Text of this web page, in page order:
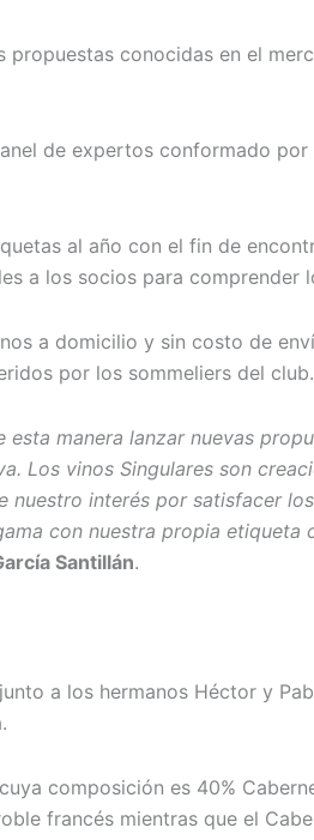
propuestas conocidas en el
de expertos conformado
al año con el fin de
a los socios para
a domicilio y sin costo de
por los sommeliers del club.
manera lanzar nuevas
Los vinos Singulares son
interés por satisfacer
con nuestra propia
Santillán.
a los hermanos Héctor y
composición es 40%
francés mientras que el